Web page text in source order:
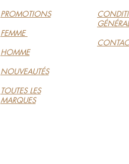
PROMOTIONS
FEMME
HOMME
NOUVEAUTÉS
TOUTES LES
MARQUES